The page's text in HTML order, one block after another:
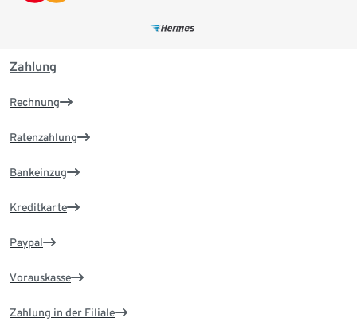
Zahlung
Rechnung
Ratenzahlung
Bankeinzug
Kreditkarte
Paypal
Vorauskasse
Zahlung in der Filiale